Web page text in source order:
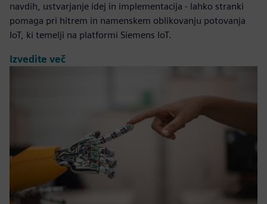
navdih, ustvarjanje idej in implementacija - lahko stranki
pomaga pri hitrem in namenskem oblikovanju potovanja
IoT, ki temelji na platformi Siemens IoT.
Izvedite več